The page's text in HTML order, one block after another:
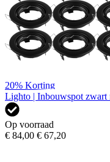
20% Korting
Lighto | Inbouwspot
Op voorraad
€ 84,00 € 67,20